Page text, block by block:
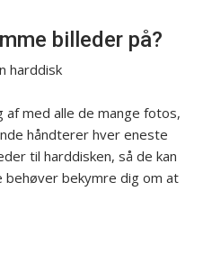
billeder på?
harddisk
med alle de mange fotos,
håndterer hver eneste
til harddisken, så de kan
behøver bekymre dig om at